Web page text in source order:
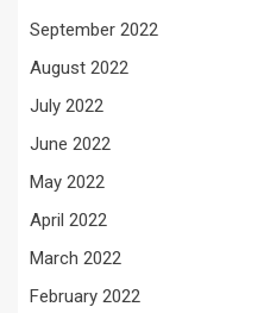
September 2022
August 2022
July 2022
June 2022
May 2022
April 2022
March 2022
February 2022